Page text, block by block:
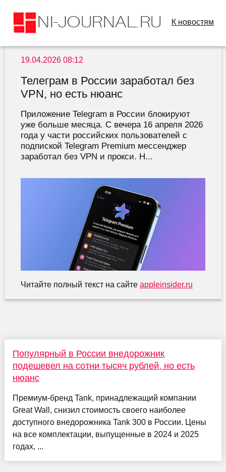
К новостям
19.04.2026 08:12
Телеграм в России заработал без
VPN, но есть нюанс
Приложение Telegram в России блокируют
уже больше месяца. С вечера 16 апреля 2026
года у части российских пользователей с
подпиской Telegram Premium мессенджер
заработал без VPN и прокси. Н...
Читайте полный текст на сайте appleinsider.ru
Популярный в России внедорожник
подешевел на сотни тысяч рублей, но есть
нюанс
Премиум-бренд Tank, принадлежащий компании
Great Wall, снизил стоимость своего наиболее
доступного внедорожника Tank 300 в России. Цены
на все комплектации, выпущенные в 2024 и 2025
годах, ...